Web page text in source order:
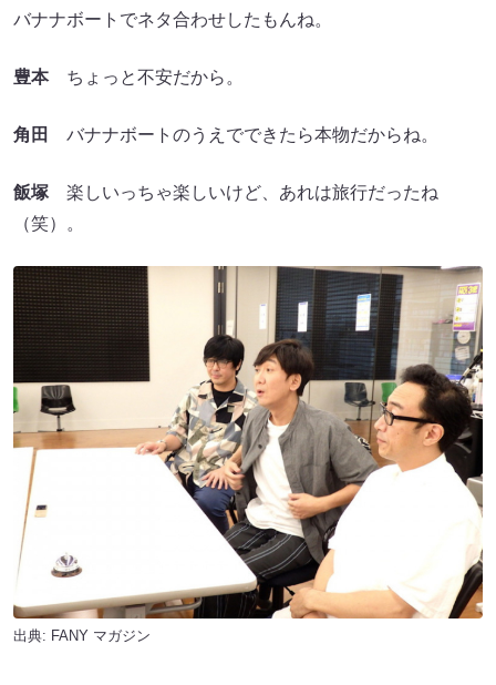
バナナボートでネタ合わせしたもんね。
豊本ちょっと不安だから。
角田 バナナボートのうえでできたら本物だからね。
飯塚 楽しいっちゃ楽しいけど、あれは旅行だったね
（笑）。
出典: FANY マガジン